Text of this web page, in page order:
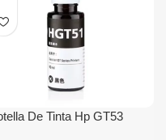
De Tinta Hp GT53